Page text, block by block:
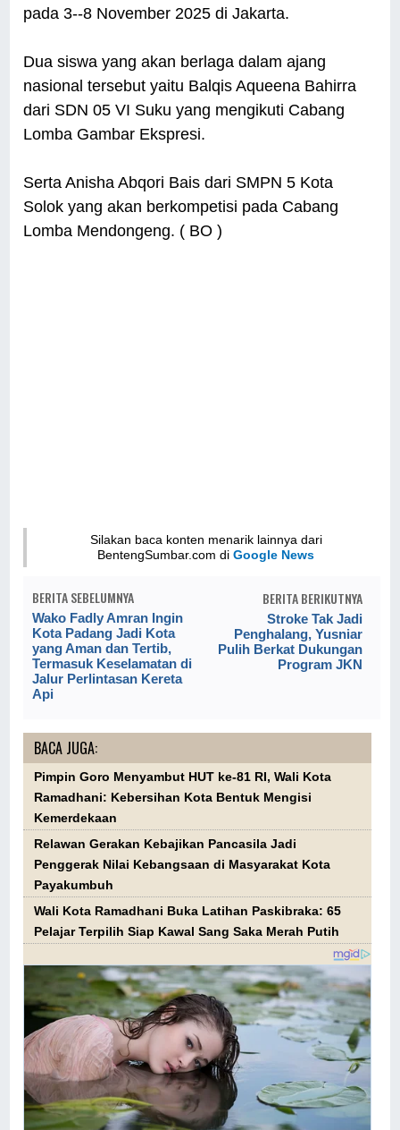
pada 3--8 November 2025 di Jakarta.
Dua siswa yang akan berlaga dalam ajang
nasional tersebut yaitu Balqis Aqueena Bahirra
dari SDN 05 VI Suku yang mengikuti Cabang
Lomba Gambar Ekspresi.
Serta Anisha Abqori Bais dari SMPN 5 Kota
Solok yang akan berkompetisi pada Cabang
Lomba Mendongeng. ( BO )
Silakan baca konten menarik lainnya dari
BentengSumbar.com diGoogle News
BERITA SEBELUMNYA
Wako Fadly Amran Ingin
Kota Padang Jadi Kota
yang Aman dan Tertib,
Termasuk Keselamatan di
Jalur Perlintasan Kereta
Api
BERITA BERIKUTNYA
Stroke Tak Jadi
Penghalang, Yusniar
Pulih Berkat Dukungan
Program JKN
BACA JUGA:
Pimpin Goro Menyambut HUT ke-81 RI, Wali Kota
Ramadhani: Kebersihan Kota Bentuk Mengisi
Kemerdekaan
Relawan Gerakan Kebajikan Pancasila Jadi
Penggerak Nilai Kebangsaan di Masyarakat Kota
Payakumbuh
Wali Kota Ramadhani Buka Latihan Paskibraka: 65
Pelajar Terpilih Siap Kawal Sang Saka Merah Putih